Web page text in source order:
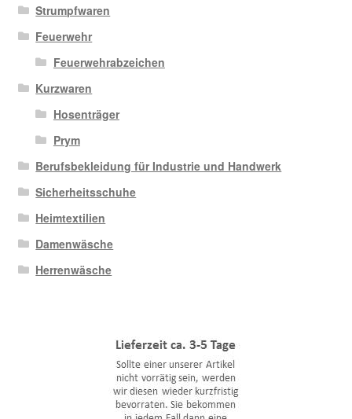
Strumpfwaren
Feuerwehr
Feuerwehrabzeichen
Kurzwaren
Hosenträger
Prym
Berufsbekleidung für Industrie und Handwerk
Sicherheitsschuhe
Heimtextilien
Damenwäsche
Herrenwäsche